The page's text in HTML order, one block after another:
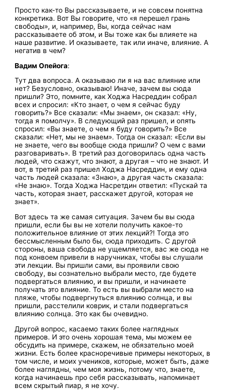
Просто как-то Вы рассказываете, и не совсем понятна
конкретика. Вот Вы говорите, что «я перешел грань
свободы», и, например, Вы, когда сейчас нам
рассказываете об этом, и Вы тоже как бы влияете на
наше развитие. И оказываете, так или иначе, влияние. А
негатив в чем?
Вадим Опейога:
Тут два вопроса. А оказываю ли я на вас влияние или
нет? Безусловно, оказываю! Иначе, зачем вы сюда
пришли? Это, помните, как Ходжа Насреддин собрал
всех и спросил: «Кто знает, о чем я сейчас буду
говорить?» Все сказали: «Мы знаем», он сказал: «Ну,
тогда я помолчу». В следующий раз пришел, и опять
спросил: «Вы знаете, о чем я буду говорить?» Все
сказали: «Нет, мы не знаем». Тогда он сказал: «Если вы
не знаете, чего вы вообще сюда пришли? О чем с вами
разговаривать». В третий раз договорилась одна часть
людей, что скажут, что знают, а другая – что не знают. И
вот, в третий раз пришел Ходжа Насреддин, и ему одна
часть людей сказала: «Знаю», а другая часть сказала:
«Не знаю». Тогда Ходжа Насретдин ответил: «Пускай та
часть, которая знает, расскажет другой, которая не
знает».
Вот здесь та же самая ситуация. Зачем бы вы сюда
пришли, если бы вы не хотели получить какое-то
положительное влияние от этих лекций?! Тогда это
бессмысленным было бы, сюда приходить. С другой
стороны, ваша свобода не ущемляется, вас же сюда не
под конвоем привели в наручниках, чтобы вы слушали
эти лекции. Вы пришли сами, вы проявили свою
свободу, вы сознательно выбрали место, где будете
подвергаться влиянию, и вы пришли, и начинаете
получать это влияние. То есть вы выбрали место на
пляже, чтобы подвергнуться влиянию солнца, и вы
пришли, расстелили коврик, и стали подвергаться
влиянию солнца. Это как бы очевидно.
Другой вопрос, касаемо таких более наглядных
примеров. И это очень хорошая тема, мы можем ее
обсудить на примере, скажем, не обязательно моей
жизни. Есть более красноречивые примеры некоторых, в
том числе, и моих учеников, которые, может быть, даже
более наглядны, чем моя жизнь, потому что, знаете,
когда начинаешь про себя рассказывать, напоминает
всем скрытый пиар, я не хочу.